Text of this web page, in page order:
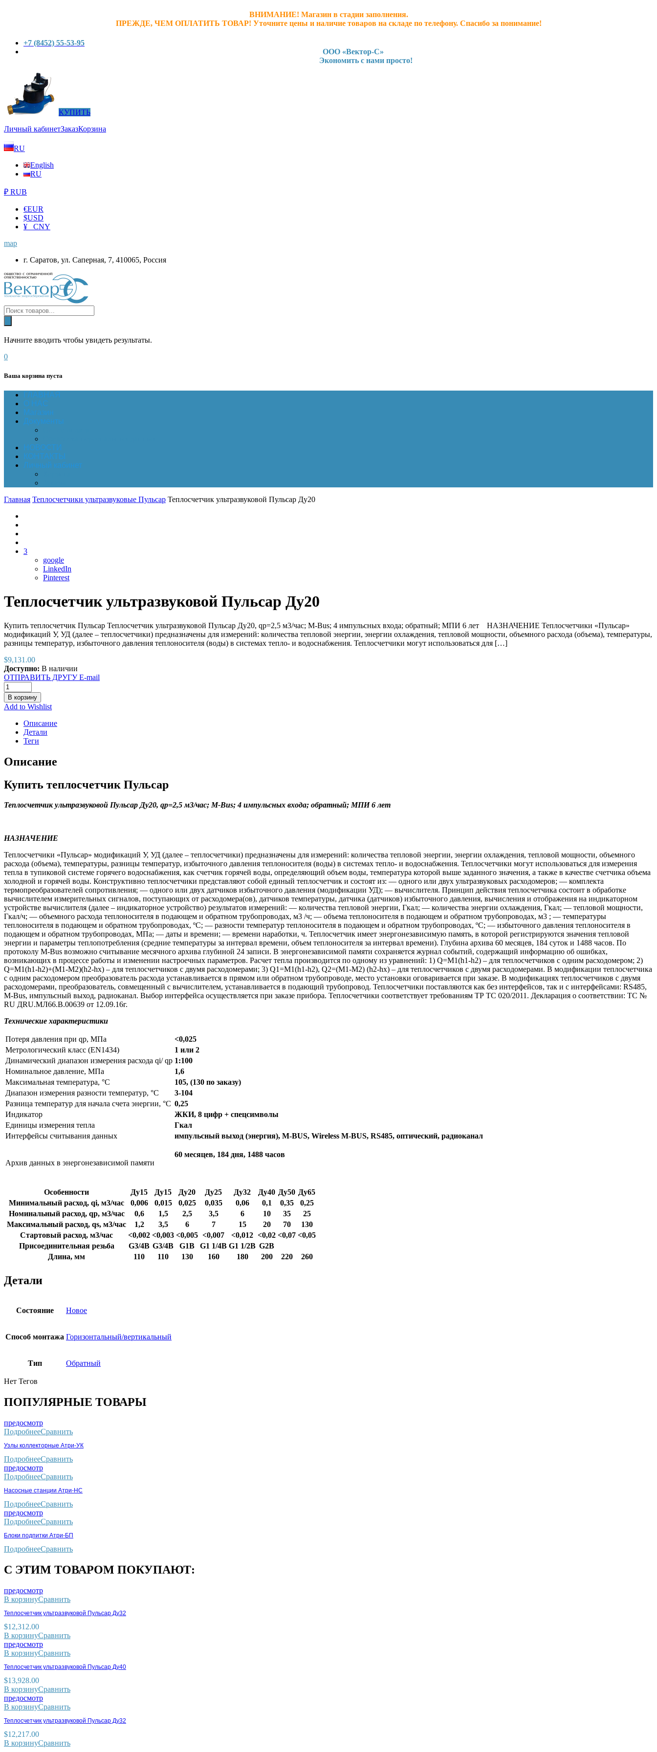
ВНИМАНИЕ! Магазин в стадии заполнения.
ПРЕЖДЕ, ЧЕМ ОПЛАТИТЬ ТОВАР! Уточните цены и наличие товаров на складе по телефону. Спасибо за понимание!
+7 (8452) 55-53-95
ООО «Вектор-С»
Экономить с нами просто!
КУПИТЬ
Личный кабинетЗаказКорзина
RU
English
RU
₽ RUB
€EUR
$USD
¥ CNY
map
г. Саратов, ул. Саперная, 7, 410065, Россия
Начните вводить чтобы увидеть результаты.
0
Ваша корзина пуста
ГЛАВНАЯ
О НАС
Магазин
Документы
НОВОСТИ
КОНТАКТЫ
Личный кабинет
Главная Теплосчетчики ультразвуковые Пульсар Теплосчетчик ультразвуковой Пульсар Ду20
3
google
LinkedIn
Pinterest
Теплосчетчик ультразвуковой Пульсар Ду20
Купить теплосчетчик Пульсар Теплосчетчик ультразвуковой Пульсар Ду20, qp=2,5 м3/час; М-Bus; 4 импульсных входа; обратный; МПИ 6 лет НАЗНАЧЕНИЕ Теплосчетчики «Пульсар»
модификаций У, УД (далее – теплосчетчики) предназначены для измерений: количества тепловой энергии, энергии охлаждения, тепловой мощности, объемного расхода (объема), температуры,
разницы температур, избыточного давления теплоносителя (воды) в системах тепло- и водоснабжения. Теплосчетчики могут использоваться для […]
$9,131.00
Доступно: В наличии
ОТПРАВИТЬ ДРУГУ E-mail
В корзину
Add to Wishlist
Описание
Детали
Теги
Описание
Купить теплосчетчик Пульсар
Теплосчетчик ультразвуковой Пульсар Ду20, qp=2,5 м3/час; М-Bus; 4 импульсных входа; обратный; МПИ 6 лет
НАЗНАЧЕНИЕ
Теплосчетчики «Пульсар» модификаций У, УД (далее – теплосчетчики) предназначены для измерений: количества тепловой энергии, энергии охлаждения, тепловой мощности, объемного
расхода (объема), температуры, разницы температур, избыточного давления теплоносителя (воды) в системах тепло- и водоснабжения. Теплосчетчики могут использоваться для измерения
тепла в тупиковой системе горячего водоснабжения, как счетчик горячей воды, определяющий объем воды, температура которой выше заданного значения, а также в качестве счетчика объема
холодной и горячей воды. Конструктивно теплосчетчики представляют собой единый теплосчетчик и состоят из: — одного или двух ультразвуковых расходомеров; — комплекта
термопреобразователей сопротивления; — одного или двух датчиков избыточного давления (модификации УД); — вычислителя. Принцип действия теплосчетчика состоит в обработке
вычислителем измерительных сигналов, поступающих от расходомера(ов), датчиков температуры, датчика (датчиков) избыточного давления, вычисления и отображения на индикаторном
устройстве вычислителя (далее – индикаторное устройство) результатов измерений: — количества тепловой энергии, Гкал; — количества энергии охлаждения, Гкал; — тепловой мощности,
Гкал/ч; — объемного расхода теплоносителя в подающем и обратном трубопроводах, м3 /ч; — объема теплоносителя в подающем и обратном трубопроводах, м3 ; — температуры
теплоносителя в подающем и обратном трубопроводах, ºС; — разности температур теплоносителя в подающем и обратном трубопроводах, ºС; — избыточного давления теплоносителя в
подающем и обратном трубопроводах, МПа; — даты и времени; — времени наработки, ч. Теплосчетчик имеет энергонезависимую память, в которой регистрируются значения тепловой
энергии и параметры теплопотребления (средние температуры за интервал времени, объем теплоносителя за интервал времени). Глубина архива 60 месяцев, 184 суток и 1488 часов. По
протоколу M-Bus возможно считывание месячного архива глубиной 24 записи. В энергонезависимой памяти сохраняется журнал событий, содержащий информацию об ошибках,
возникающих в процессе работы и изменении настроечных параметров. Расчет тепла производится по одному из уравнений: 1) Q=M1(h1-h2) – для теплосчетчиков с одним расходомером; 2)
Q=M1(h1-h2)+(М1-М2)(h2-hх) – для теплосчетчиков с двумя расходомерами; 3) Q1=M1(h1-h2), Q2=(M1-M2) (h2-hx) – для теплосчетчиков с двумя расходомерами. В модификации теплосчетчика
с одним расходомером преобразователь расхода устанавливается в прямом или обратном трубопроводе, место установки оговаривается при заказе. В модификациях теплосчетчиков с двумя
расходомерами, преобразователь, совмещенный с вычислителем, устанавливается в подающий трубопровод. Теплосчетчики поставляются как без интерфейсов, так и с интерфейсами: RS485,
M-Bus, импульсный выход, радиоканал. Выбор интерфейса осуществляется при заказе прибора. Теплосчетчики соответствует требованиям ТР ТС 020/2011. Декларация о соответствии: ТС №
RU ДRU.МЛ66.В.00639 от 12.09.16г.
Технические характеристики
Потеря давления при qp, МПа
<0,025
Метрологический класс (EN1434)
1 или 2
Динамический диапазон измерения расхода qi/ qp 1:100
Номинальное давление, МПа
1,6
Максимальная температура, °C
105, (130 по заказу)
Диапазон измерения разности температур, °C
3-104
Разница температур для начала счета энергии, °C 0,25
Индикатор
ЖКИ, 8 цифр + спецсимволы
Единицы измерения тепла
Гкал
Интерфейсы считывания данных
импульсный выход (энергия), M-BUS, Wireless M-BUS, RS485, оптический, радиоканал
Архив данных в энергонезависимой памяти
60 месяцев, 184 дня, 1488 часов
Особенности Ду15 Ду15 Ду20 Ду25 Ду32 Ду40 Ду50 Ду65
Минимальный расход, qi, м3/час
0,006 0,015 0,025 0,035 0,06 0,1 0,35
0,25
Номинальный расход, qp, м3/час
0,6 1,5 2,5 3,5 6 10 35
25
Максимальный расход, qs, м3/час
1,2 3,5 6 7 15 20 70
130
Стартовый расход, м3/час
<0,002 <0,003 <0,005 <0,007 <0,012 <0,02 <0,07 <0,05
Присоединительная резьба
G3/4B G3/4B G1B G1 1/4B G1 1/2B G2B
Длина, мм
110 110 130 160 180 200 220 260
Детали
Состояние Новое
Способ монтажа Горизонтальный/вертикальный
Тип Обратный
Нет Тегов
ПОПУЛЯРНЫЕ ТОВАРЫ
предосмотр
ПодробнееСравнить
Узлы коллекторные Атри-УК
ПодробнееСравнить
предосмотр
ПодробнееСравнить
Насосные станции Атри-НС
ПодробнееСравнить
предосмотр
ПодробнееСравнить
Блоки подпитки Атри-БП
ПодробнееСравнить
С ЭТИМ ТОВАРОМ ПОКУПАЮТ:
предосмотр
В корзинуСравнить
Теплосчетчик ультразвуковой Пульсар Ду32
$12,312.00
В корзинуСравнить
предосмотр
В корзинуСравнить
Теплосчетчик ультразвуковой Пульсар Ду40
$13,928.00
В корзинуСравнить
предосмотр
В корзинуСравнить
Теплосчетчик ультразвуковой Пульсар Ду32
$12,217.00
В корзинуСравнить